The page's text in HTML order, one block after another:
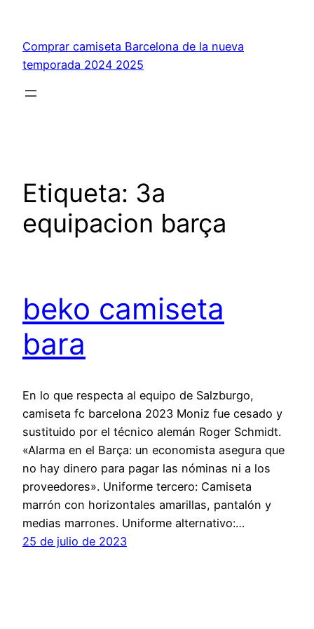
contenido
Comprar camiseta Barcelona de la nueva
temporada 2024 2025
Etiqueta: 3a
equipacion barça
beko camiseta
bara
En lo que respecta al equipo de Salzburgo,
camiseta fc barcelona 2023 Moniz fue cesado y
sustituido por el técnico alemán Roger Schmidt.
«Alarma en el Barça: un economista asegura que
no hay dinero para pagar las nóminas ni a los
proveedores». Uniforme tercero: Camiseta
marrón con horizontales amarillas, pantalón y
medias marrones. Uniforme alternativo:…
25 de julio de 2023